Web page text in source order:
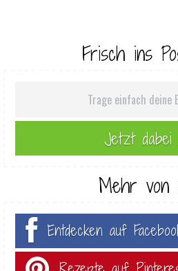
Frisch ins
Mehr von
Entdecken auf